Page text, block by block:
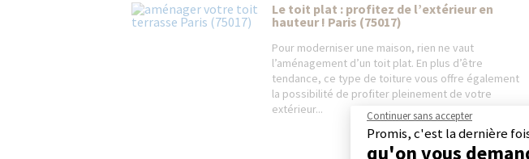
Le toit plat : profitez de l’extérieur en
hauteur ! Paris (75017)
Pour moderniser une maison, rien ne vaut
l’aménagement d’un toit plat. En plus d’être
tendance, ce type de toiture vous offre également
la possibilité de profiter pleinement de votre
extérieur...
Continuer sans accepter
Promis, c'est la dernière
qu'on vous